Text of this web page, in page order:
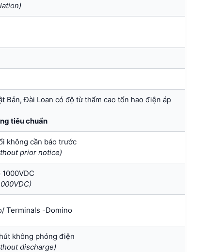
Bản, Đài Loan có độ từ thẩm cao tổn hao điện áp
tiêu chuẩn
không cần báo trước
prior notice)
Terminals -Domino
không phóng điện
discharge)